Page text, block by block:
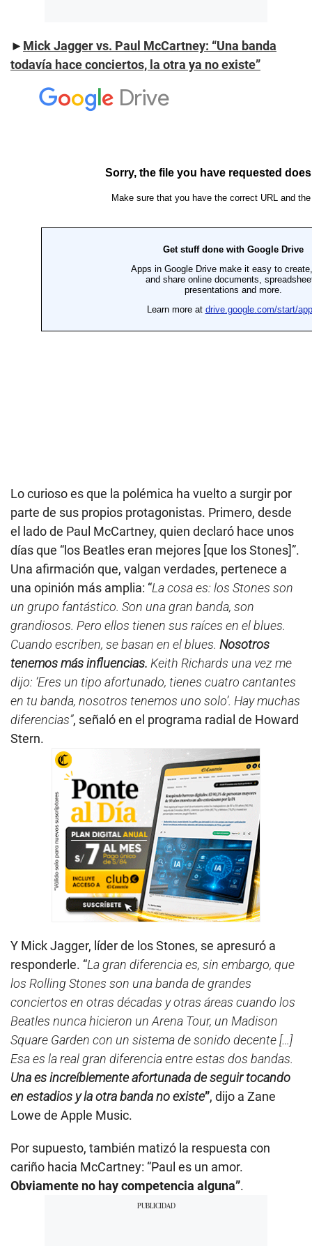
► Mick Jagger vs. Paul McCartney: “Una banda
todavía hace conciertos, la otra ya no existe”
Lo curioso es que la polémica ha vuelto a surgir por
parte de sus propios protagonistas. Primero, desde
el lado de Paul McCartney, quien declaró hace unos
días que “los Beatles eran mejores [que los Stones]”.
Una afirmación que, valgan verdades, pertenece a
una opinión más amplia: “La cosa es: los Stones son
un grupo fantástico. Son una gran banda, son
grandiosos. Pero ellos tienen sus raíces en el blues.
Cuando escriben, se basan en el blues. Nosotros
tenemos más influencias. Keith Richards una vez me
dijo: ‘Eres un tipo afortunado, tienes cuatro cantantes
en tu banda, nosotros tenemos uno solo’. Hay muchas
diferencias”, señaló en el programa radial de Howard
Stern.
Y Mick Jagger, líder de los Stones, se apresuró a
responderle. “La gran diferencia es, sin embargo, que
los Rolling Stones son una banda de grandes
conciertos en otras décadas y otras áreas cuando los
Beatles nunca hicieron un Arena Tour, un Madison
Square Garden con un sistema de sonido decente […]
Esa es la real gran diferencia entre estas dos bandas.
Una es increíblemente afortunada de seguir tocando
en estadios y la otra banda no existe”, dijo a Zane
Lowe de Apple Music.
Por supuesto, también matizó la respuesta con
cariño hacia McCartney: “Paul es un amor.
Obviamente no hay competencia alguna”.